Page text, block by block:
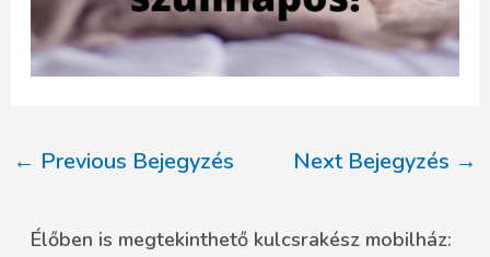
Post
← Previous Bejegyzés Next Bejegyzés →
Élőben is megtekinthető kulcsrakész mobilház: